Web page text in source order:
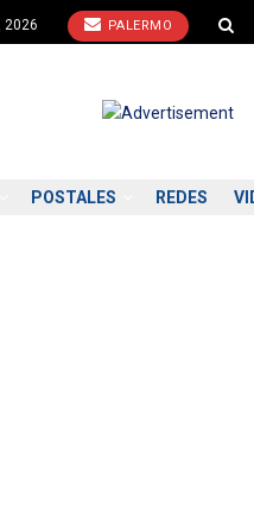
2026 PALERMO
POSTALES REDES